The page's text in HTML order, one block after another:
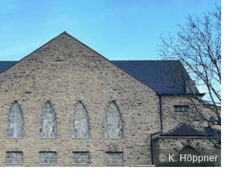
© K. Höppner